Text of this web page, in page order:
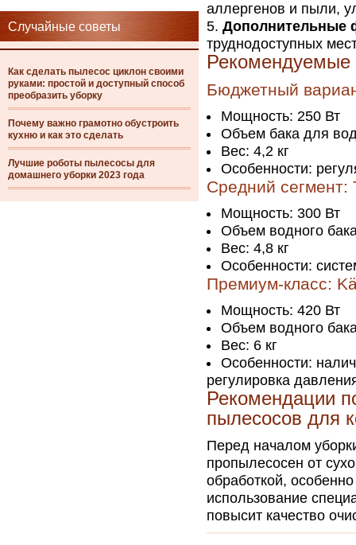
Случайные советы
Как сделать пылесос циклон своими
руками: простой и доступный способ
преобразить уборку
Почему важно грамотно обустроить
кухню и как это сделать
Лучшие роботы пылесосы для
домашнего уборки 2023 года
аллергенов и пыли,
Дополнительные
труднодоступных
Рекомендуемые
Бюджетный
Мощность: 250 Вт
Объем бака для
Вес: 4,2 кг
Особенности:
Средний сегмент:
Мощность: 300 Вт
Объем водного
Вес: 4,8 кг
Особенности:
Премиум-класс:
Мощность: 420 Вт
Объем водного
Вес: 6 кг
Особенности:
регулировка
Рекомендации
пылесосов для
Перед началом
пропылесосен от
обработкой,
использование
повысит качество